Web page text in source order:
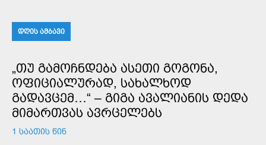
ᲓᲦᲘᲡ ᲐᲛᲑᲐᲕᲘ
„ᲗᲣ ᲒᲐᲛᲝᲩᲜᲓᲔᲑᲐ ᲐᲡᲔᲗᲘ ᲒᲝᲒᲝᲜᲐ,
ᲝᲤᲘᲪᲘᲐᲚᲣᲠᲐᲓ, ᲡᲐᲮᲐᲚᲮᲝᲓ
ᲒᲐᲓᲐᲕᲪᲔᲛ…“ – ᲒᲘᲒᲐ ᲐᲕᲐᲚᲘᲐᲜᲘᲡ ᲓᲔᲓᲐ
ᲛᲘᲛᲐᲠᲗᲕᲐᲡ ᲐᲕᲠᲪᲔᲚᲔᲑᲡ
1 ᲡᲐᲐᲗᲘᲡ ᲬᲘᲜ